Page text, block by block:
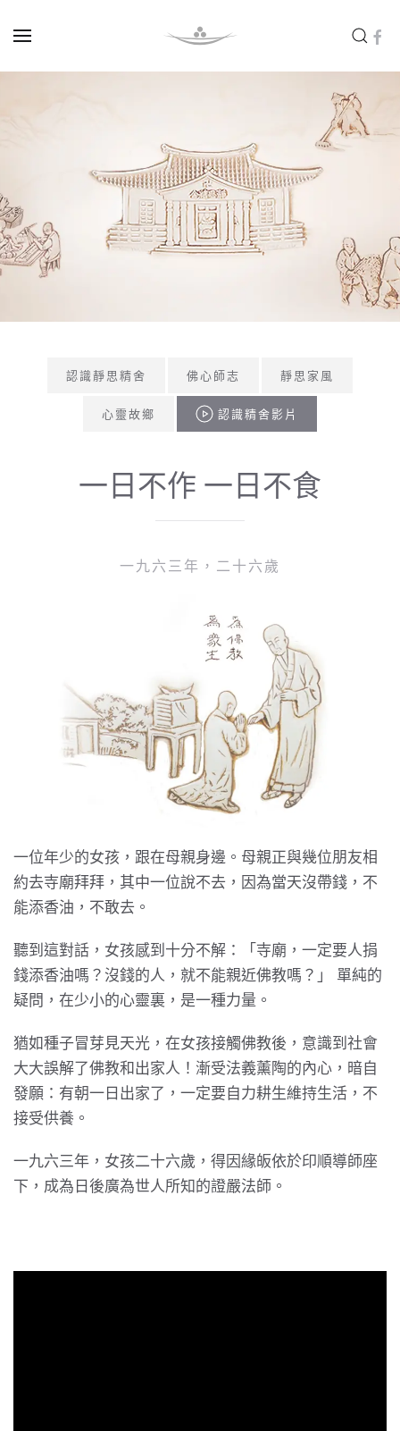
認識靜思精舍 佛心師志 靜思家風
心靈故鄉 認識精舍影片
一日不作 一日不食
一九六三年，二十六歲
一位年少的女孩，跟在母親身邊。母親正與幾位朋友相
約去寺廟拜拜，其中一位說不去，因為當天沒帶錢，不
能添香油，不敢去。
聽到這對話，女孩感到十分不解：「寺廟，一定要人捐
錢添香油嗎？沒錢的人，就不能親近佛教嗎？」 單純的
疑問，在少小的心靈裏，是一種力量。
猶如種子冒芽見天光，在女孩接觸佛教後，意識到社會
大大誤解了佛教和出家人！漸受法義薰陶的內心，暗自
發願：有朝一日出家了，一定要自力耕生維持生活，不
接受供養。
一九六三年，女孩二十六歲，得因緣皈依於印順導師座
下，成為日後廣為世人所知的證嚴法師。